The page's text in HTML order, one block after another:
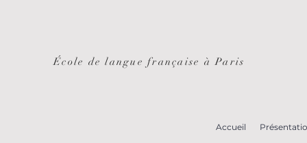
École de langue française à Paris
Accueil